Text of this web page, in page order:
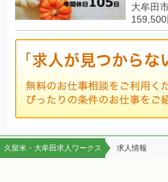
大牟田
久留米・大牟田求人ワークス 求人情報